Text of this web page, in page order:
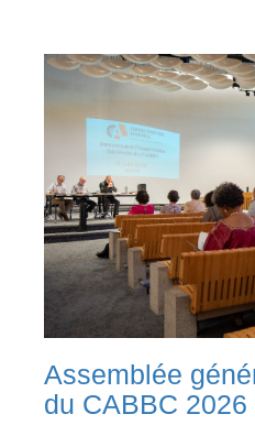
Assemblée
du CABBC 2026